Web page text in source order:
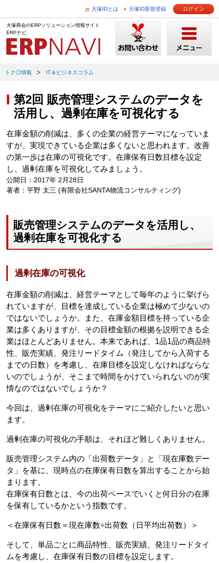
大塚IDとは 大塚ID新規登録 ログイン
大塚商会のERPソリューション情報サイト
ERPナビ
トク◎情報 IT＆ビジネスコラム
第2回 販売管理システムのデータを
活用し、過剰在庫を可視化する
在庫金額の削減は、多くの企業の経営テーマになっていま
すが、実現できている企業は多くないと思われます。改善
の第一歩は在庫の可視化です。在庫保有日数目標を設定
し、過剰在庫を可視化してみましょう。
公開日：2017年 2月28日
著者：平野 太三 (有限会社SANTA物流コンサルティング)
販売管理システムのデータを活用し、
過剰在庫を可視化する
過剰在庫の可視化
在庫金額の削減は、経営テーマとして毎年のように挙げら
れていますが、目標を達成している企業は極めて少ないの
ではないでしょうか。また、在庫金額目標を持っている企
業は多くありますが、その目標金額の根拠を説明できる企
業はほとんどありません。本来であれば、1品1品の商品特
性、販売実績、発注リードタイム（発注してから入荷する
までの日数）を考慮し、在庫目標を設定しなければならな
いのでしょうが、そこまで時間をかけていられないのが実
情なのではないでしょうか？
今回は、過剰在庫の可視化をテーマにご紹介したいと思い
ます。
過剰在庫の可視化の手順は、それほど難しくありません。
販売管理システム内の「出荷数データ」と「現在庫数デー
タ」を基に、現時点の在庫保有日数を算出することから始
まります。
在庫保有日数とは、今の出荷ペースでいくと何日分の在庫
を保有しているかという指数です。
＜在庫保有日数＝現在庫数÷出荷数（日平均出荷数）＞
そして、単品ごとに商品特性、販売実績、発注リードタイ
ムを考慮し、在庫保有日数の目標を設定します。